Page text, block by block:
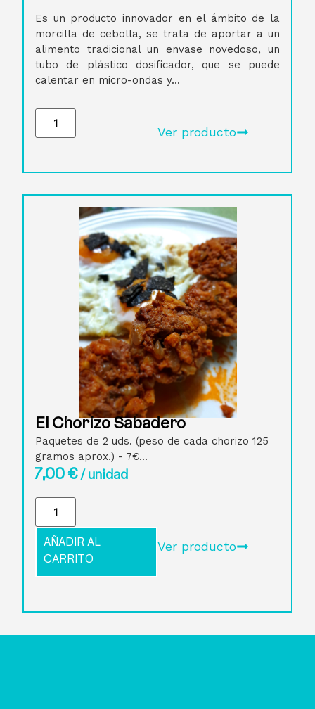
Es un producto innovador en el ámbito de la
morcilla de cebolla, se trata de aportar a un
alimento tradicional un envase novedoso, un
tubo de plástico dosificador, que se puede
calentar en micro-ondas y...
Ver producto
El Chorizo Sabadero
Paquetes de 2 uds. (peso de cada chorizo 125
gramos aprox.) - 7€...
7,00€/ unidad
AÑADIR AL
CARRITO
Ver producto